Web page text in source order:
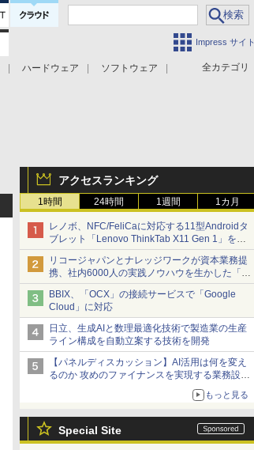
Impress サイト
全カテゴリ
ハードウェア
ソフトウェア
アクセスランキング
1時間 24時間 1週間 1カ月
レノボ、NFC/FeliCaに対応する11型Androidタ
ブレット「Lenovo ThinkTab X11 Gen 1」を発
売
リコージャパンとナレッジワークが資本業務提
携、社内6000人の実践ノウハウを生かした「AI
商談記録 for RICOH」を展開へ
BBIX、「OCX」の接続サービスで「Google
Cloud」に対応
日立、生成AIと数理最適化技術で製造業の生産
ライン構成を自動立案する技術を開発
【パネルディスカッション】AI活用は何を変え
るのか 攻めのファイナンスを実現する業務設計
もっと見る
Special Site